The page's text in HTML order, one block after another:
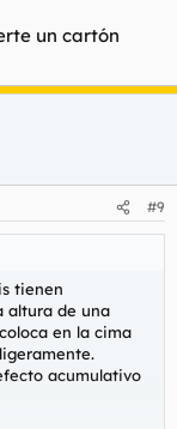
un cartón
#9
tienen
altura de una
en la cima
acumulativo